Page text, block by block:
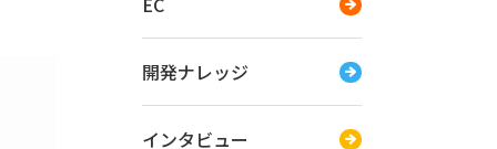
開発ナレッジ
インタビュー